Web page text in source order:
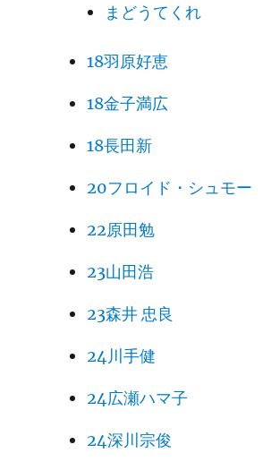
まどうてくれ
18羽原好恵
18金子満広
18長田新
20フロイド・シュモー
22原田勉
23山田浩
23森井 忠良
24川手健
24広瀬ハマ子
24深川宗俊